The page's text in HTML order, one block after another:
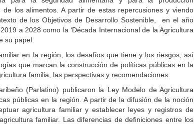
de los alimentos. A partir de estas repercusiones y viendo
de los Objetivos de Desarrollo Sostenible, en el año
a 2028 como la ‘Década Internacional de la Agricultura
su papel.
en la región, los desafíos que tiene y los riesgos, así
que marcan la construcción de políticas públicas en la
familia, las perspectivas y recomendaciones.
(Parlatino) publicaron la Ley Modelo de Agricultura
públicas en la región. A partir de la difusión de la noción
agricultura familiar y establecer leyes y registros de
familiar. Las diferencias de definiciones entre los